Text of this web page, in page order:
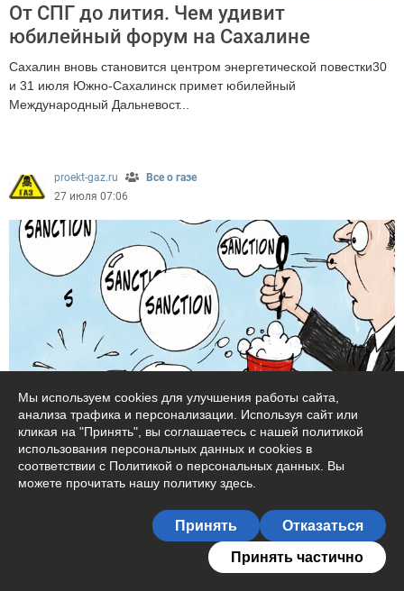
8
От СПГ до лития. Чем удивит
юбилейный форум на Сахалине
Сахалин вновь становится центром энергетической повестки30
и 31 июля Южно-Сахалинск примет юбилейный
Международный Дальневост...
proekt-gaz.ru
Все о газе
27 июля 07:06
Последний рывок перед эмбарго. Как
меняется газовый рынок Европы
Европа покупает больше российского газа, одновременно
172
Мы используем cookies для улучшения работы сайта,
анализа трафика и персонализации. Используя сайт или
кликая на "Принять", вы соглашаетесь с нашей политикой
использования персональных данных и cookies в
соответствии с Политикой о персональных данных. Вы
можете прочитать нашу политику здесь
Принять Отказаться
Принять частично